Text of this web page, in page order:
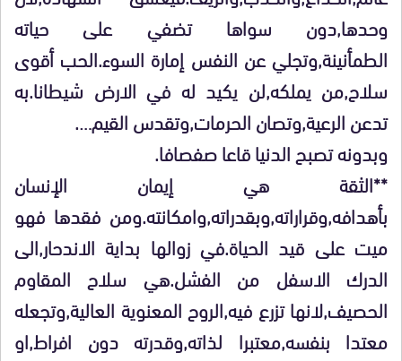
وحدها,دون سواها تضفي على حياته
الطمأنينة,وتجلي عن النفس إمارة السوء.الحب أقوى
سلاح,من يملكه,لن يكيد له في الارض شيطانا.به
تدعن الرعية,وتصان الحرمات,وتقدس القيم….
وبدونه تصبح الدنيا قاعا صفصافا.
**الثقة هي إيمان الإنسان
بأهدافه,وقراراته,وبقدراته,وامكانته.ومن فقدها فهو
ميت على قيد الحياة.في زوالها بداية الاندحار,الى
الدرك الاسفل من الفشل.هي سلاح المقاوم
الحصيف,لانها تزرع فيه,الروح المعنوية العالية,وتجعله
معتدا بنفسه,معتبرا لذاته,وقدرته دون افراط,او